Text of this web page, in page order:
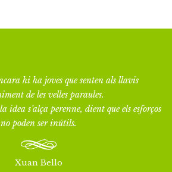
hi ha joves que senten als llavis
de les velles paraules.
s’alça perenne, dient que els esforços
no poden ser inútils.
Xuan Bello